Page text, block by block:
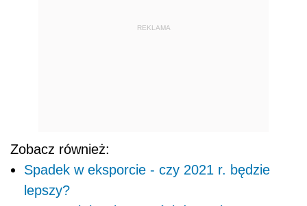
REKLAMA
Zobacz również:
Spadek w eksporcie - czy 2021 r. będzie
lepszy?